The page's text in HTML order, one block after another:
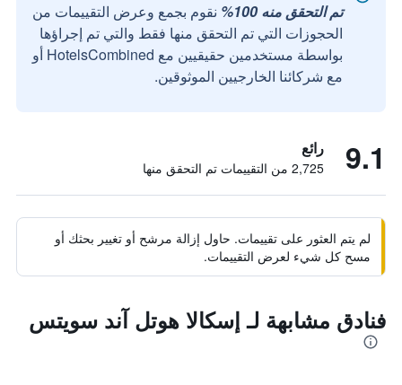
تم التحقق منه 100%
نقوم بجمع وعرض التقييمات من
الحجوزات التي تم التحقق منها فقط والتي تم إجراؤها
بواسطة مستخدمين حقيقيين مع HotelsCombined أو
مع شركائنا الخارجيين الموثوقين.
9.1 رائع
2,725 من التقييمات تم التحقق منها
لم يتم العثور على تقييمات. حاول إزالة مرشح أو تغيير بحثك أو
مسح كل شيء لعرض التقييمات.
فنادق مشابهة لـ إسكالا هوتل آند سويتس